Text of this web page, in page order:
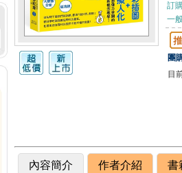
訂
一
團
目
內容簡介 作者介紹 書